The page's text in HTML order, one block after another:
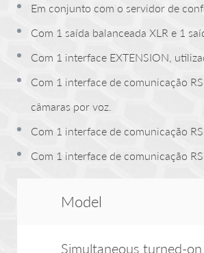
Em conjunto com o servidor de
Com 1 saída balanceada XLR e 1
Com 1 interface EXTENSION,
Com 1 interface de comunicação
câmaras por voz.
Com 1 interface de comunicação
Com 1 interface de comunicação
Model
Simultaneous turned-